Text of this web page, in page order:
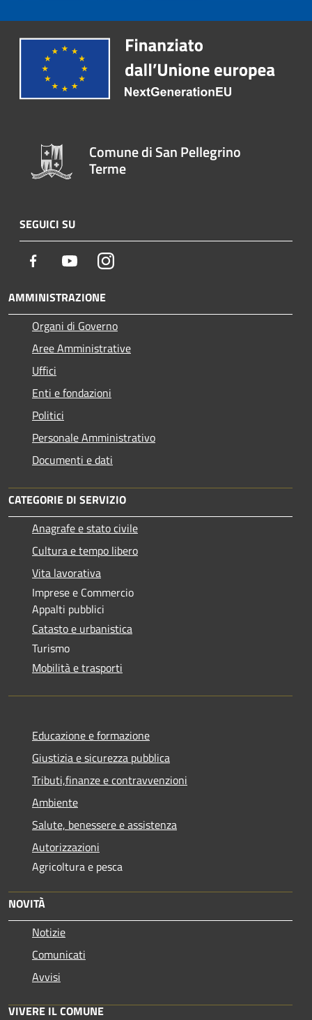
Comune di San Pellegrino
Terme
SEGUICI SU
Facebook YoutubeInstagram
AMMINISTRAZIONE
Organi di Governo
Aree Amministrative
Uffici
Enti e fondazioni
Politici
Personale Amministrativo
Documenti e dati
CATEGORIE DI SERVIZIO
Anagrafe e stato civile
Cultura e tempo libero
Vita lavorativa
Imprese e Commercio
Appalti pubblici
Catasto e urbanistica
Turismo
Mobilità e trasporti
Educazione e formazione
Giustizia e sicurezza pubblica
Tributi,finanze e contravvenzioni
Ambiente
Salute, benessere e assistenza
Autorizzazioni
Agricoltura e pesca
NOVITÀ
Notizie
Comunicati
Avvisi
VIVERE IL COMUNE